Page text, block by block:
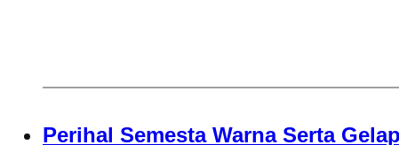
Perihal Semesta Warna Serta